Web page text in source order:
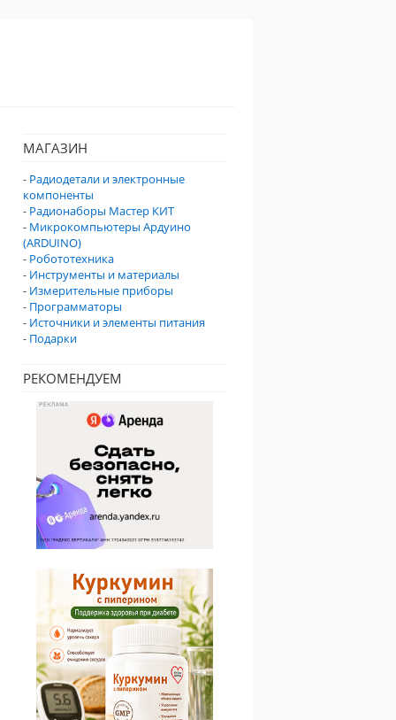
МАГАЗИН
- Радиодетали и электронные
компоненты
- Радионаборы Мастер КИТ
- Микрокомпьютеры Ардуино
(ARDUINO)
- Робототехника
- Инструменты и материалы
- Измерительные приборы
- Программаторы
- Источники и элементы питания
- Подарки
РЕКОМЕНДУЕМ